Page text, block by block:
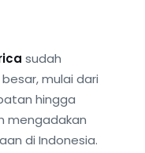
sudah
mulai dari
hingga
mengadakan
di Indonesia.